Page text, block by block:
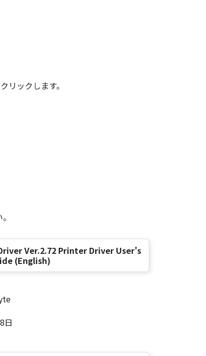
終了させることができま
すべてを廃棄または消去す
の終了後も効力を有しま
ーである場合、以下の規定
1995), consisting of
used in 48 C.F.R. 12.212
U.S. Government End
30-2, Shimomaruko 3-
すものとします。
完全に有効に存続するものと
リックします。
Ver.2.72 Printer Driver User's
(English)
日